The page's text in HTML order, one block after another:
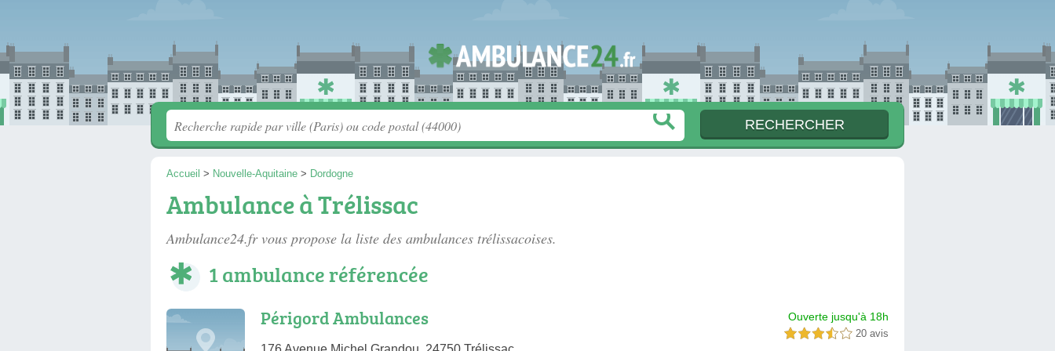
Accueil > Nouvelle-Aquitaine > Dordogne
Ambulance à Trélissac
Ambulance24.fr vous propose la liste des ambulances trélissacoises.
1 ambulance référencée
Périgord Ambulances Ouverte jusqu'à 18h
3,5 étoiles sur 5 20 avis